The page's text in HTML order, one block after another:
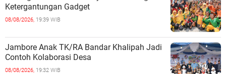
Ketergantungan Gadget
08/08/2026, 19:39 WIB
Jambore Anak TK/RA Bandar Khalipah Jadi
Contoh Kolaborasi Desa
08/08/2026, 19:32 WIB